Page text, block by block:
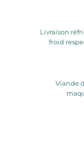
Livraison
froid
Viande